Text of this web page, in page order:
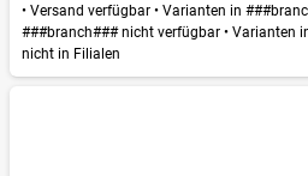
• Versand verfügbar • Varianten in
###branch### nicht verfügbar • Varianten
nicht in Filialen